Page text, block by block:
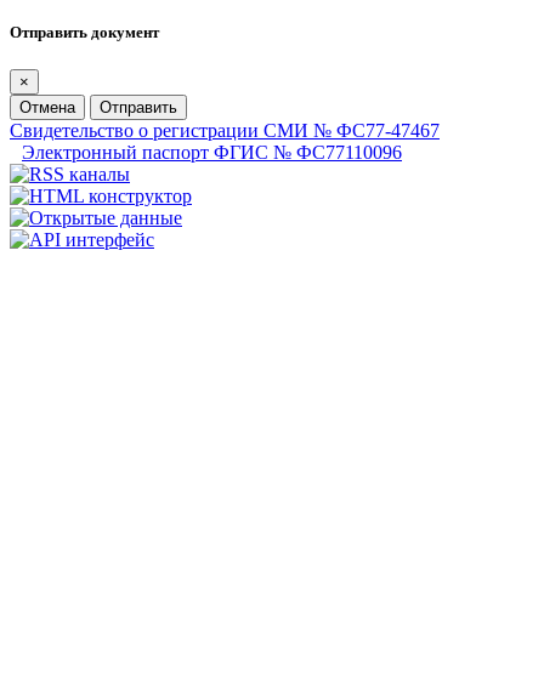
Отправить документ
×
Отмена
Отправить
Свидетельство о регистрации СМИ № ФС77-47467
Электронный паспорт ФГИС № ФС77110096